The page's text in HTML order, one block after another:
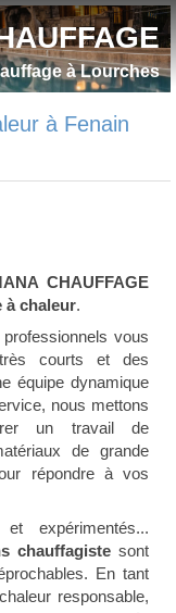
à Lourches
à Fenain
CHAUFFAGE
à chaleur.
vous
très courts et des
équipe dynamique
nous mettons
un travail de
de grande
répondre à vos
expérimentés...
chauffagiste sont
En tant
responsable,